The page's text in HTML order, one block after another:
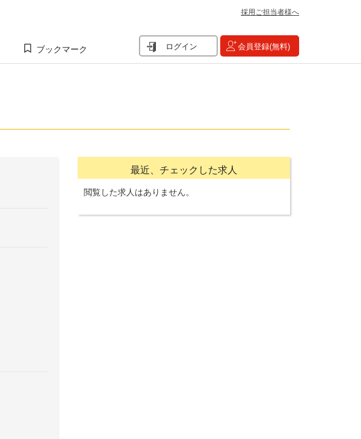
採用ご担当者様へ
ブックマーク ログイン 会員登録(無料)
最近、チェックした求人
閲覧した求人はありません。